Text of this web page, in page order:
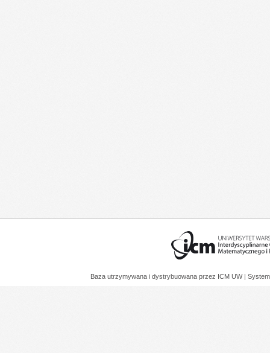
Baza utrzymywana i dystrybuowana przez ICM UW |